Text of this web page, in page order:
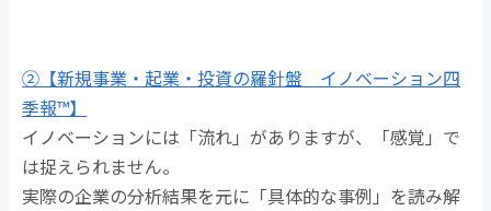
②【新規事業・起業・投資の羅針盤 イノベーション四
季報™】
イノベーションには「流れ」がありますが、「感覚」で
は捉えられません。
実際の企業の分析結果を元に「具体的な事例」を読み解